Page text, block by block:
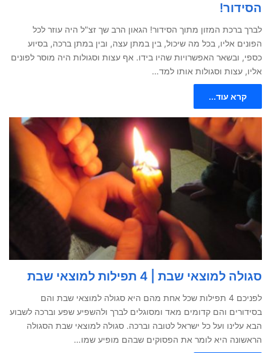
הסידור!
לברך ברכת המזון מתוך הסידור! הגאון הרב שך זצ"ל היה עוזר לכל
הפונים אליו, בכל מה שיכול, בין במתן עצה, ובין במתן ברכה, בסיוע
כספי, ובשאר האפשרויות שהיו בידו. אף עצות וסגולות היה מוסר לפונים
אליו, עצות וסגולות אותו למד…
קרא עוד...
סגולה למוצאי שבת | 4 תפילות למוצאי שבת
לפניכם 4 תפילות שכל אחת מהם היא סגולה למוצאי שבת והם
בסידורים והם קדומים מאד ומסוגלים לברך ולהשפיע שפע וברכה לשבוע
הבא עלינו ועל כל ישראל לטובה וברכה. סגולה למוצאי שבת הסגולה
הראשונה היא לומר את הפסוקים שבהם מופיע שמו…